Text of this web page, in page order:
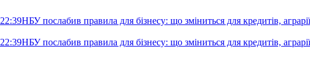
22:39НБУ послабив правила для бізнесу: що зміниться для кредитів,
22:39НБУ послабив правила для бізнесу: що зміниться для кредитів,